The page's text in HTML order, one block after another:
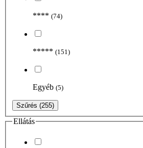
**** (74)
***** (151)
Egyéb (5)
Szűrés (255)
Ellátás